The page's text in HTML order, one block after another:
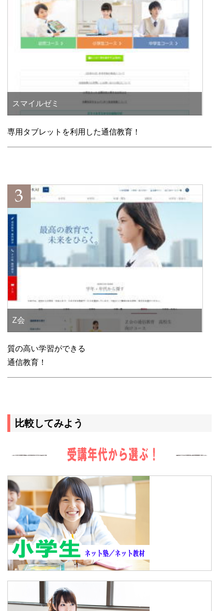
スマイルゼミ
専用タブレットを利用した通信教育！
Z会
質の高い学習ができる
通信教育！
比較してみよう